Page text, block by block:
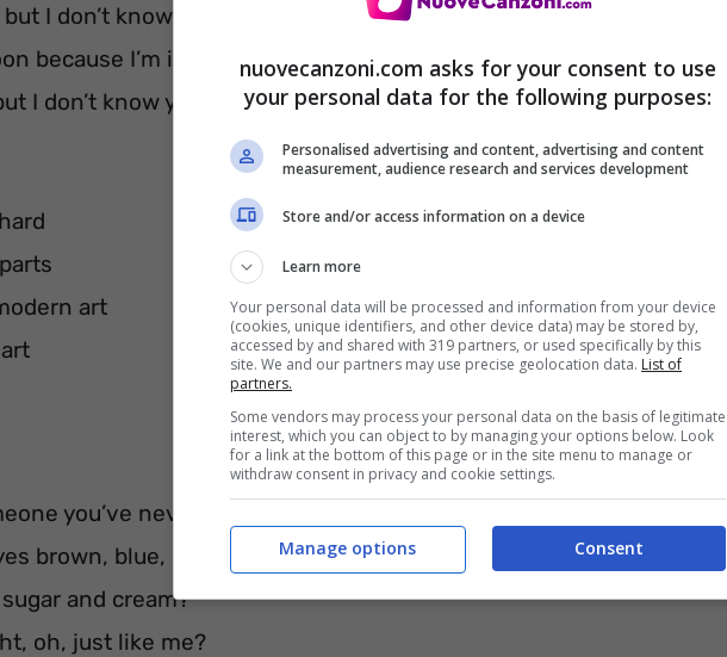
I don’t know you yet
because I’m in my head
I don’t know you yet
art
you’ve never seen?
brown, blue, or green?
and cream?
oh, just like me?
nuovecanzoni.com asks for your consent to use
your personal data for the following purposes:
Personalised advertising and content, advertising and content
measurement, audience research and services development
Store and/or access information on a device
Learn more
Your personal data will be processed and information from your device
(cookies, unique identifiers, and other device data) may be stored by,
accessed by and shared with 319 partners, or used specifically by this
site. We and our partners may use precise geolocation data. List of
partners.
Some vendors may process your personal data on the basis of legitimate
interest, which you can object to by managing your options below. Look
for a link at the bottom of this page or in the site menu to manage or
withdraw consent in privacy and cookie settings.
Consent
Manage options